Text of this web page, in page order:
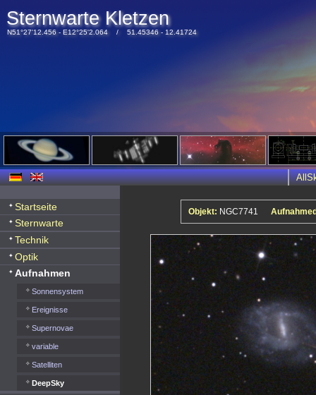
Sternwarte Kletzen
N51°27'12.456 - E12°25'2.064 / 51.45346 - 12.41724
Startseite
Sternwarte
Technik
Optik
Aufnahmen
Sonnensystem
Ereignisse
Supernovae
variable
Satelliten
DeepSky
Objekt: NGC7741